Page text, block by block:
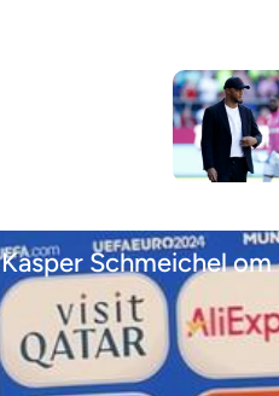
Kasper Schmeichel